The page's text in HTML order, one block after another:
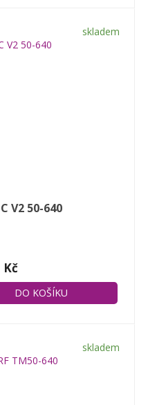
skladem
V2 50-640
Kč
skladem